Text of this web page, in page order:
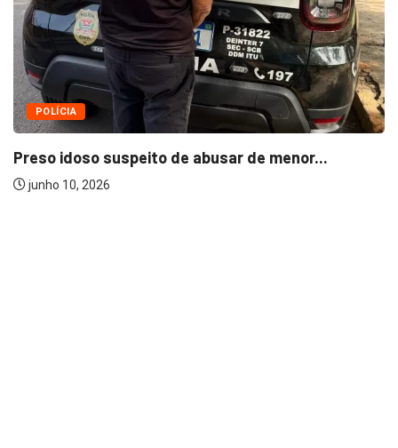
POLÍCIA
Preso idoso suspeito de abusar de menor...
junho 10, 2026